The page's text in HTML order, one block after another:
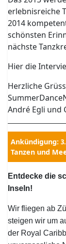
erlebnisreiche
2014
schönsten
nächste
Hier die
Herzliche
André Egli und
Ankündigung:
Tanzen und
Entdecke die
Inseln!
Wir fliegen ab
steigen wir um
der Royal